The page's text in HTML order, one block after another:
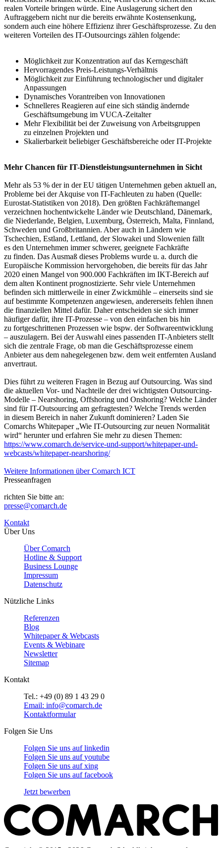
realen Vorteile bringen würde. Eine Auslagerung sichert den
Auftraggebern nicht nur die bereits erwähnte Kostensenkung,
sondern auch eine höhere Effizienz ihrer Geschäftsprozesse. Zu den
weiteren Vorteilen des IT-Outsourcings zählen folgende:
Möglichkeit zur Konzentration auf das Kerngeschäft
Hervorragendes Preis-Leistungs-Verhältnis
Möglichkeit zur Einführung technologischer und digitaler
Anpassungen
Dynamisches Vorantreiben von Innovationen
Schnelleres Reagieren auf eine sich ständig ändernde
Geschäftsumgebung im VUCA-Zeitalter
Mehr Flexibilität bei der Zuweisung von Arbeitsgruppen
zu einzelnen Projekten und
Skalierbarkeit beliebiger Geschäftsbereiche oder IT-Projekte
Mehr Chancen für IT-Dienstleistungsunternehmen in Sicht
Mehr als 53 % der in der EU tätigen Unternehmen geben aktuell an,
Probleme bei der Akquise von IT-Fachleuten zu haben (Quelle:
Eurostat-Statistiken von 2018). Den größten Fachkräftemangel
verzeichnen hochentwickelte Länder wie Deutschland, Dänemark,
die Niederlande, Belgien, Luxemburg, Österreich, Malta, Finnland,
Schweden und Großbritannien. Aber auch in Ländern wie
Tschechien, Estland, Lettland, der Slowakei und Slowenien fällt
es den Unternehmen immer schwerer, geeignete Fachkräfte
zu finden. Das Ausmaß dieses Problems wurde u. a. durch die
Europäische Kommission hervorgehoben, die bereits für das Jahr
2020 einen Mangel von 900.000 Fachkräften im IKT-Bereich auf
dem alten Kontinent prognostizierte. Sehr viele Unternehmen
befinden sich mittlerweile in einer Zwickmühle – einerseits sind sie
auf bestimmte Kompetenzen angewiesen, andererseits fehlen ihnen
die finanziellen Mittel dafür. Daher entscheiden sie sich immer
häufiger dafür, ihre IT-Prozesse – von den einfachen bis hin
zu fortgeschrittenen Prozessen wie bspw. der Softwareentwicklung
– auszulagern. Bei der Auswahl eines passenden IT-Anbieters stellt
sich die zentrale Frage, ob man die Geschäftsprozesse einem
Anbieter aus dem nahegelegenen bzw. dem weit entfernten Ausland
anvertraut.
Dies führt zu weiteren Fragen in Bezug auf Outsourcing. Was sind
die aktuellen Vor- und Nachteile der drei wichtigsten Outsourcing-
Modelle – Nearshoring, Offshoring und Onshoring? Welche Länder
sind für IT-Outsourcing am gefragtesten? Welche Trends werden
in diesem Bereich in naher Zukunft dominieren? Laden Sie
Comarchs Whitepaper „Wie IT-Outsourcing zur neuen Normalität
wird“ herunter und erfahren Sie mehr zu diesen Themen:
https://www.comarch.de/service-und-support/whitepaper-und-
webcasts/whitepaper-nearshoring/
Weitere Informationen über Comarch ICT
Presseanfragen
richten Sie bitte an:
presse@comarch.de
Kontakt
Über Uns
Über Comarch
Hotline & Support
Business Lounge
Impressum
Datenschutz
Nützliche Links
Referenzen
Blog
Whitepaper & Webcasts
Events & Webinare
Newsletter
Sitemap
Kontakt
Tel.: +49 (0) 89 1 43 29 0
Email: info@comarch.de
Kontaktformular
Folgen Sie Uns
Folgen Sie uns auflinkedin
Folgen Sie uns aufyoutube
Folgen Sie uns aufxing
Folgen Sie uns auffacebook
Jetzt bewerben